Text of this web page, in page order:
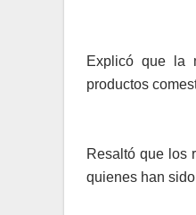
Explicó que la
productos
Resaltó que los
quienes han